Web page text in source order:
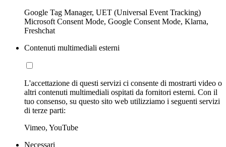
Google Tag Manager, UET (Universal Event Tracking)
Microsoft Consent Mode, Google Consent Mode, Klarna,
Freshchat
Contenuti multimediali esterni
L'accettazione di questi servizi ci consente di mostrarti video o
altri contenuti multimediali ospitati da fornitori esterni. Con il
tuo consenso, su questo sito web utilizziamo i seguenti servizi
di terze parti:
Vimeo, YouTube
Necessari